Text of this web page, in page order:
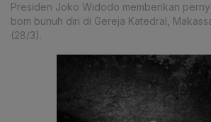
Presiden Joko Widodo memberikan
bom bunuh diri di Gereja Katedral,
(28/3).